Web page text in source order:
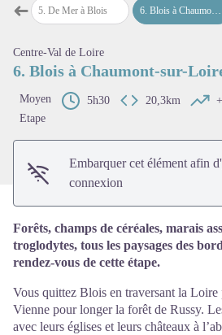
➜Étape précédente
5. De Mer à Blois 6.Blois à Chaumont-sur-Loire
Centre-Val de Loire
6. Blois à Chaumont-sur-
Moyen 5h30 20,3km
Etape
Embarquer cet élément afin
connexion
Forêts, champs de céréales, marais
troglodytes, tous les paysages des
rendez-vous de cette étape.
Vous quittez Blois en traversant la Loire
Vienne pour longer la forêt de Russy.
avec leurs églises et leurs châteaux à